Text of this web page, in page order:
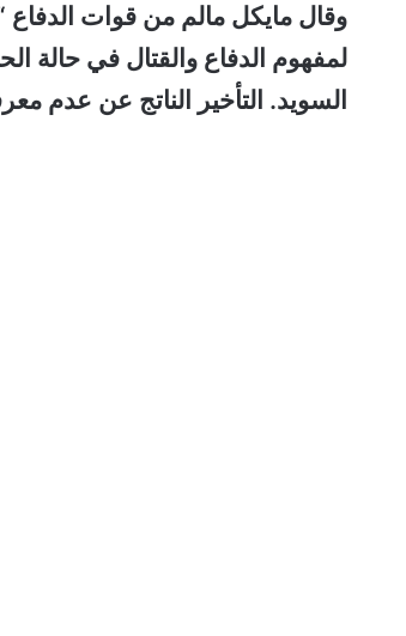
وقال مايكل مالم من قوات الدفاع
لمفهوم الدفاع والقتال في حالة
السويد. التأخير الناتج عن عدم